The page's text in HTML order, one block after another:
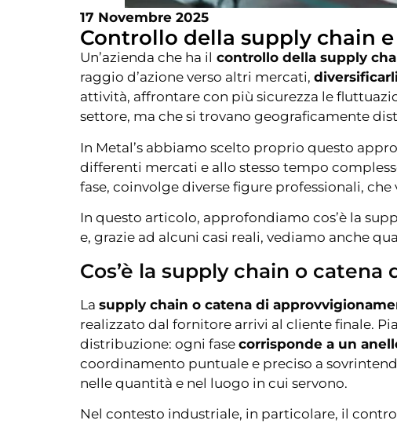
17 Novembre 2025
Controllo della supply chain
Un’azienda che ha il controllo della supply
raggio d’azione verso altri mercati,
attività, affrontare con più sicurezza le
settore, ma che si trovano geograficamente
In Metal’s abbiamo scelto proprio questo
differenti mercati e allo stesso tempo
fase, coinvolge diverse figure professionali,
In questo articolo, approfondiamo cos’è la
e, grazie ad alcuni casi reali, vediamo anche
Cos’è la supply chain o
La supply chain o catena di
realizzato dal fornitore arrivi al cliente finale.
distribuzione: ogni fase corrisponde a un
coordinamento puntuale e preciso a
nelle quantità e nel luogo in cui servono.
Nel contesto industriale, in particolare, il